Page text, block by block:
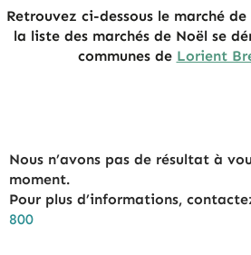
Retrouvez ci-dessous le marché
la liste des marchés de Noël se
communes de Lorient
Nous n’avons pas de résultat à
moment.
Pour plus d’informations,
800